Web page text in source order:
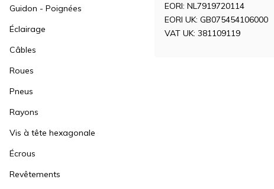
Guidon - Poignées
Éclairage
Câbles
Roues
Pneus
Rayons
Vis à tête hexagonale
Écrous
Revêtements
EORI: NL7919720114
EORI UK: GB075454106000
VAT UK: 381109119